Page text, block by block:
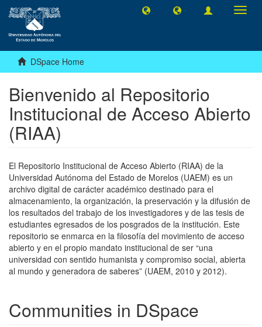
DSpace Home
Bienvenido al Repositorio
Institucional de Acceso Abierto
(RIAA)
El Repositorio Institucional de Acceso Abierto (RIAA) de la
Universidad Autónoma del Estado de Morelos (UAEM) es un
archivo digital de carácter académico destinado para el
almacenamiento, la organización, la preservación y la difusión de
los resultados del trabajo de los investigadores y de las tesis de
estudiantes egresados de los posgrados de la institución. Este
repositorio se enmarca en la filosofía del movimiento de acceso
abierto y en el propio mandato institucional de ser “una
universidad con sentido humanista y compromiso social, abierta
al mundo y generadora de saberes” (UAEM, 2010 y 2012).
Communities in DSpace